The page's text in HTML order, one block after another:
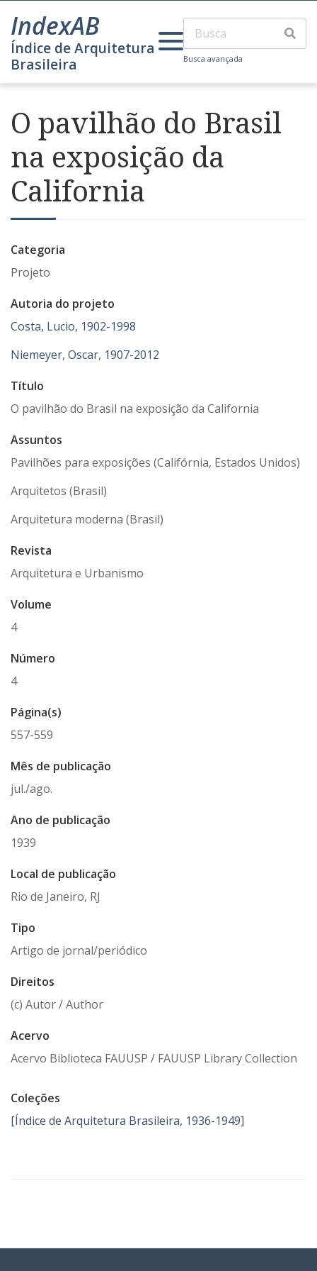
IndexAB
Índice de Arquitetura
Brasileira
Busca avançada
O pavilhão do Brasil
na exposição da
California
Categoria
Projeto
Autoria do projeto
Costa, Lucio, 1902-1998
Niemeyer, Oscar, 1907-2012
Título
O pavilhão do Brasil na exposição da California
Assuntos
Pavilhões para exposições (Califórnia, Estados Unidos)
Arquitetos (Brasil)
Arquitetura moderna (Brasil)
Revista
Arquitetura e Urbanismo
Volume
4
Número
4
Página(s)
557-559
Mês de publicação
jul./ago.
Ano de publicação
1939
Local de publicação
Rio de Janeiro, RJ
Tipo
Artigo de jornal/periódico
Direitos
(c) Autor / Author
Acervo
Acervo Biblioteca FAUUSP / FAUUSP Library Collection
Coleções
[Índice de Arquitetura Brasileira, 1936-1949]